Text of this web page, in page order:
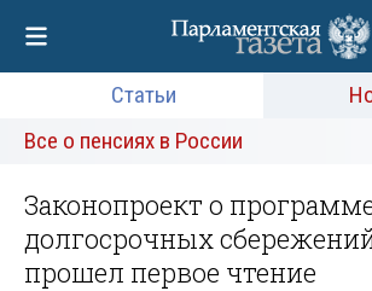
Статьи
Все о пенсиях в России
Законопроект о
долгосрочных
прошел первое чтение